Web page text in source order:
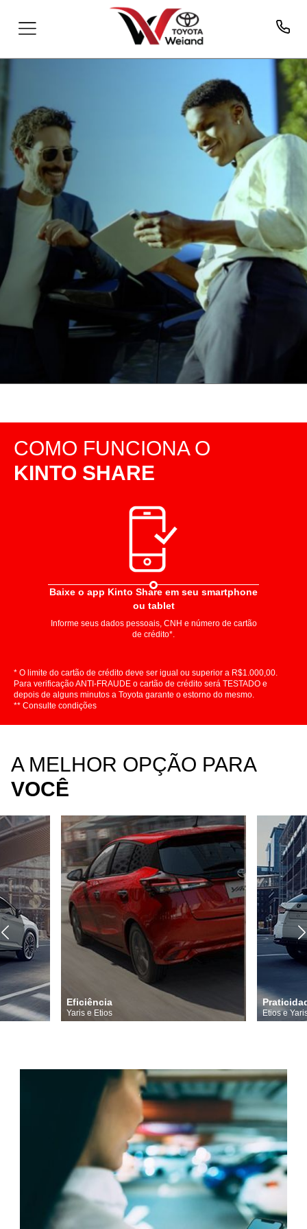
COMO FUNCIONA O
KINTO SHARE
Baixe o app Kinto Share em seu smartphone
ou tablet
Informe seus dados pessoais, CNH e número de cartão
de crédito*.
* O limite do cartão de crédito deve ser igual ou superior a R$1.000,00.
Para verificação ANTI-FRAUDE o cartão de crédito será TESTADO e
depois de alguns minutos a Toyota garante o estorno do mesmo.
** Consulte condições
A MELHOR OPÇÃO PARA
VOCÊ
Eficiência
Yaris e Etios Etios e